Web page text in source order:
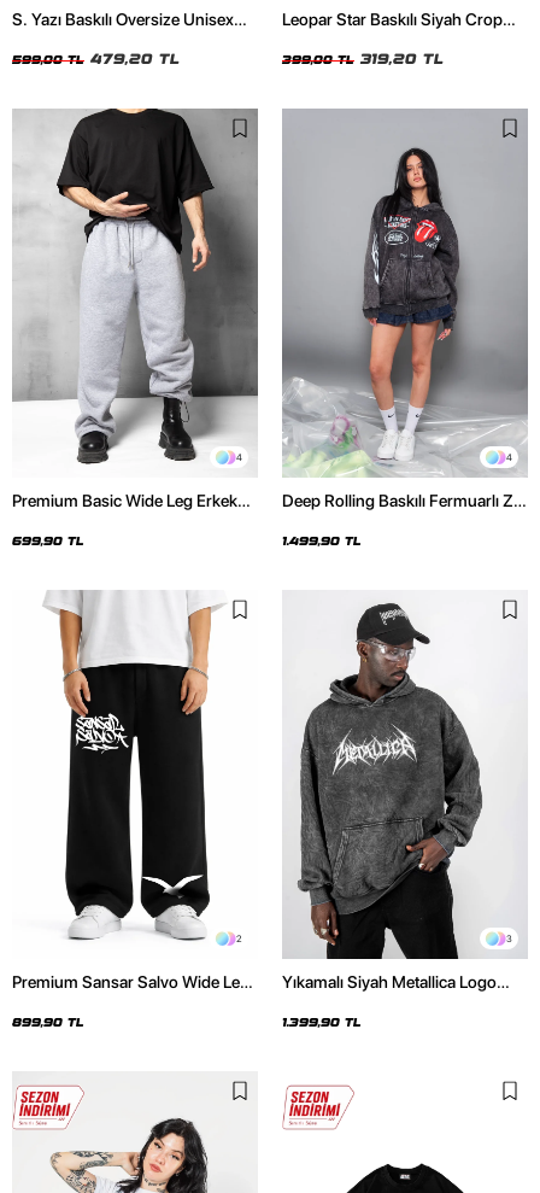
S. Yazı Baskılı Oversize Unisex
599,00 TL 479,20 TL
Leopar Star Baskılı Siyah Crop
399,00 TL 319,20 TL
4
Premium Basic Wide Leg Erkek
699,90 TL
4
Deep Rolling Baskılı Fermuarlı Zip
Sweatshirt
1.499,90 TL
2
Premium Sansar Salvo Wide Leg
899,90 TL
3
Yıkamalı Siyah Metallica Logo
1.399,90 TL